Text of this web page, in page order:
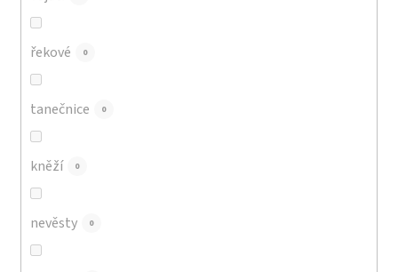
řekové 0
tanečnice 0
kněží 0
nevěsty 0